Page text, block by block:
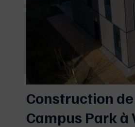
Construction
Campus Park à